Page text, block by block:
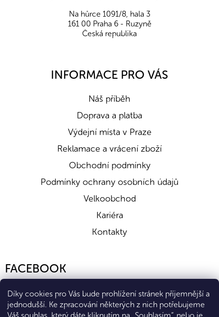
Díky cookies pro Vás bude prohlížení stránek příjemnější a
jednodušší. Ke zpracování některých z nich potřebujeme
Na hůrce 1091/8, hala 3
161 00 Praha 6 - Ruzyně
Česká republika
INFORMACE PRO VÁS
Náš příběh
Doprava a platba
Výdejní místa v Praze
Reklamace a vrácení zboží
Obchodní podmínky
Podmínky ochrany osobních údajů
Velkoobchod
Kariéra
Kontakty
FACEBOOK